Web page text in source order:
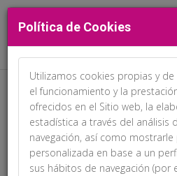
Política de Cookies
Utilizamos cookies propias y
el funcionamiento y la
ofrecidos en el Sitio web, la
estadística a través del análisis
navegación, así como
personalizada en base a un
sus hábitos de navegación (por